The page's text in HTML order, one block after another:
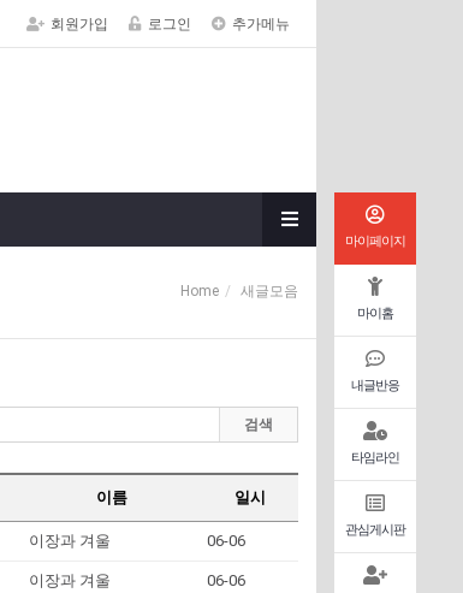
회원가입 로그인 추가메뉴
Home 새글모음
마이페이지
마이홈
내글반응
타임라인
관심게시판
검색
이름 일시
이장과 겨울 06-06
이장과 겨울 06-06